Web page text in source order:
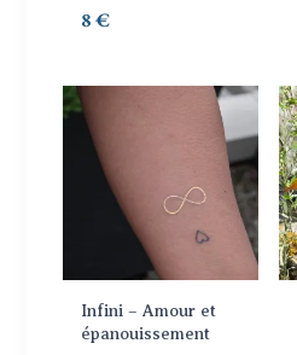
8€
Infini – Amour et
épanouissement
Ce
produit
plusieurs
variations.
Les
options
peuvent